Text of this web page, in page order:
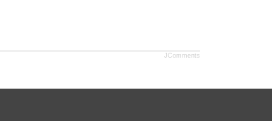
JComments